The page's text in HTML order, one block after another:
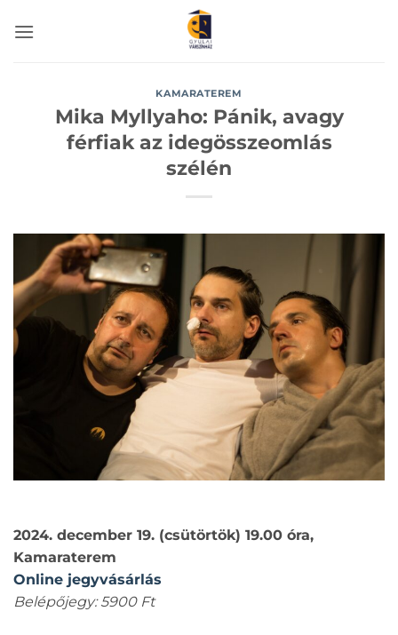
KAMARATEREM
Mika Myllyaho: Pánik, avagy
férfiak az idegösszeomlás
szélén
2024. december 19. (csütörtök) 19.00 óra,
Kamaraterem
Online jegyvásárlás
Belépőjegy: 5900 Ft